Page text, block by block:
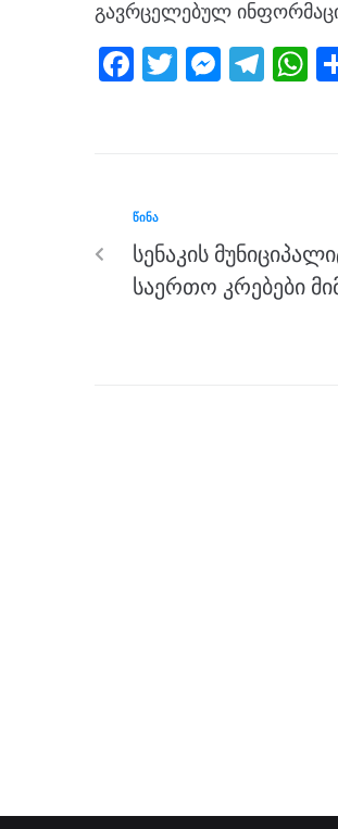
გავრცელებულ
F
b
o
o
k
T
M
g
er
T
m
p
ᲬᲘᲜᲐ
სენაკის
საერთო კრებები